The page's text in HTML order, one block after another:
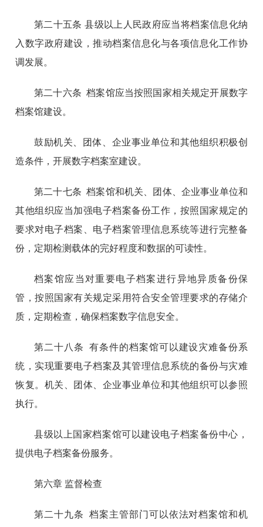
第二十五条 县级以上人民政府应当将档案信息化纳
入数字政府建设，推动档案信息化与各项信息化工作协
调发展。
第二十六条 档案馆应当按照国家相关规定开展数字
档案馆建设。
鼓励机关、团体、企业事业单位和其他组织积极创
造条件，开展数字档案室建设。
第二十七条 档案馆和机关、团体、企业事业单位和
其他组织应当加强电子档案备份工作，按照国家规定的
要求对电子档案、电子档案管理信息系统等进行完整备
份，定期检测载体的完好程度和数据的可读性。
档案馆应当对重要电子档案进行异地异质备份保
管，按照国家有关规定采用符合安全管理要求的存储介
质，定期检查，确保档案数字信息安全。
第二十八条 有条件的档案馆可以建设灾难备份系
统，实现重要电子档案及其管理信息系统的备份与灾难
恢复。机关、团体、企业事业单位和其他组织可以参照
执行。
县级以上国家档案馆可以建设电子档案备份中心，
提供电子档案备份服务。
第六章 监督检查
第二十九条 档案主管部门可以依法对档案馆和机